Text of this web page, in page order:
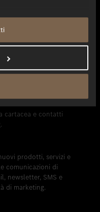
comunicazioni di
cartacea e contatti
prodotti, servizi e
comunicazioni di
newsletter, SMS e
di marketing.